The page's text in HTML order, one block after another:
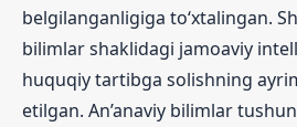
belgilanganligiga to‘xtalingan.
bilimlar shaklidagi jamoaviy
huquqiy tartibga solishning
etilgan. An’anaviy bilimlar